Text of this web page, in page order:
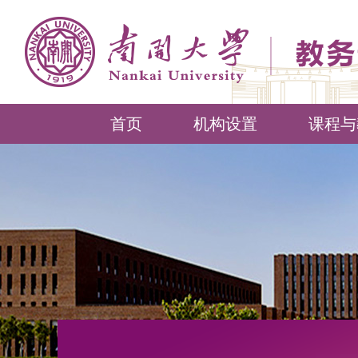
首页 机构设置 课程